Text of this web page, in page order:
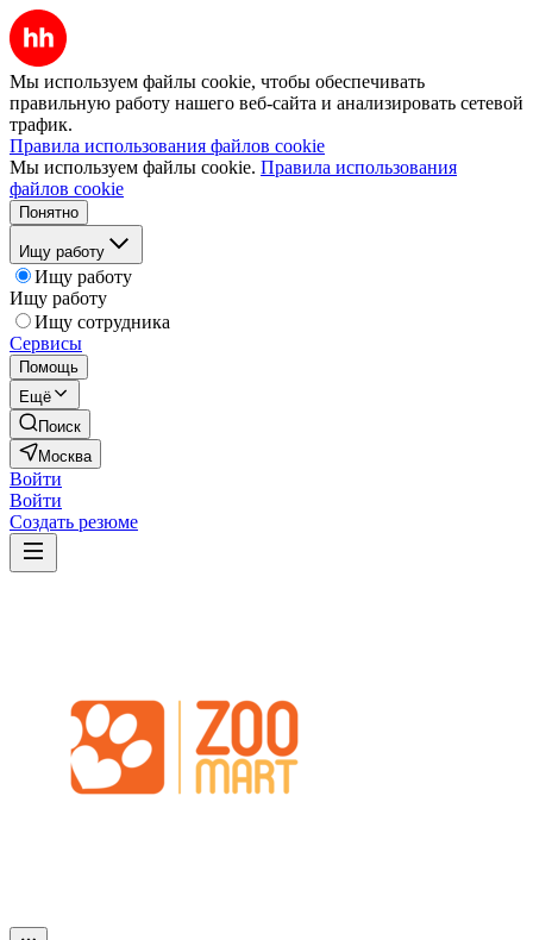
Мы используем файлы cookie, чтобы обеспечивать
правильную работу нашего веб-сайта и анализировать сетевой
трафик.
Правила использования файлов cookie
Мы используем файлы cookie. Правила использования
файлов cookie
Понятно
Ищу работу
Ищу работу
Ищу работу
Ищу сотрудника
Сервисы
Помощь
Ещё
Поиск
Москва
Войти
Войти
Создать резюме